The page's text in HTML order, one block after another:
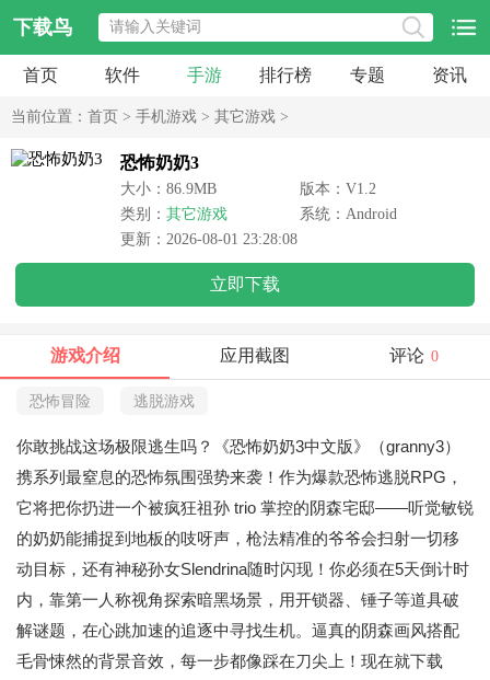
下载鸟
首页 软件 手游 排行榜 专题 资讯
当前位置： 首页 > 手机游戏 > 其它游戏 >
恐怖奶奶3
大小：86.9MB
版本：V1.2
类别： 其它游戏
系统：Android
更新：2026-08-01 23:28:08
立即下载
游戏介绍 应用截图 评论 0
恐怖冒险 逃脱游戏
你敢挑战这场极限逃生吗？《恐怖奶奶3中文版》（granny3）
携系列最窒息的恐怖氛围强势来袭！作为爆款恐怖逃脱RPG，
它将把你扔进一个被疯狂祖孙 trio 掌控的阴森宅邸——听觉敏锐
的奶奶能捕捉到地板的吱呀声，枪法精准的爷爷会扫射一切移
动目标，还有神秘孙女Slendrina随时闪现！你必须在5天倒计时
内，靠第一人称视角探索暗黑场景，用开锁器、锤子等道具破
解谜题，在心跳加速的追逐中寻找生机。逼真的阴森画风搭配
毛骨悚然的背景音效，每一步都像踩在刀尖上！现在就下载